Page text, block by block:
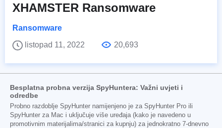
XHAMSTER Ransomware
Ransomware
listopad 11, 2022
20,693
Besplatna probna verzija SpyHuntera: Važni uvjeti i
odredbe
Probno razdoblje SpyHunter namijenjeno je za SpyHunter Pro ili
SpyHunter za Mac i uključuje više uređaja (kako je navedeno u
promotivnim materijalima/stranici za kupnju) za jednokratno 7-dnevno